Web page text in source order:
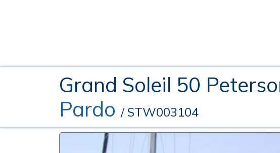
Grand Soleil 50
Pardo / STW003104